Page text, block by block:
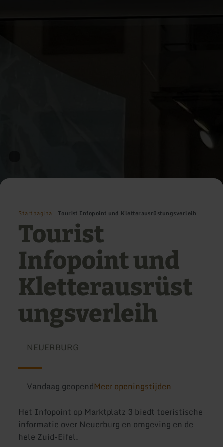
Startpagina Tourist Infopoint und Kletterausrüstungsverleih
Tourist
Infopoint und
Kletterausrüst
ungsverleih
NEUERBURG
Vandaag geopendMeer openingstijden
Het Infopoint op Marktplatz 3 biedt toeristische
informatie over Neuerburg en omgeving en de
hele Zuid-Eifel.